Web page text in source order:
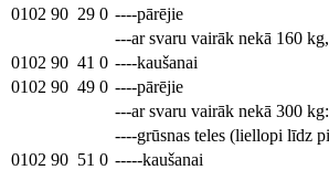
0102 90 29 0 ----pārējie
---ar svaru vairāk nekā 160
0102 90 41 0 ----kaušanai
0102 90 49 0 ----pārējie
---ar svaru vairāk nekā 300 kg:
----grūsnas teles (liellopi līdz
0102 90 51 0 -----kaušanai